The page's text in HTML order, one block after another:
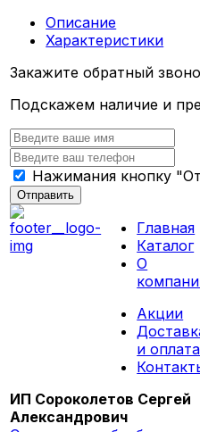
Описание
Характеристики
Закажите обратный
Подскажем наличие и
Нажимания кнопку
Отправить
Главная
Каталог
О
Акции
и оплата
ИП Сороколетов Сергей
Александрович